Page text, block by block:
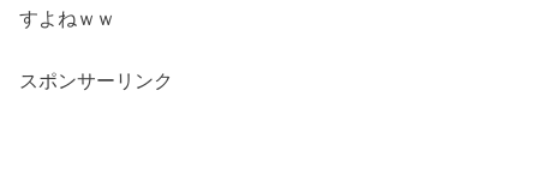
すよねｗｗ
スポンサーリンク